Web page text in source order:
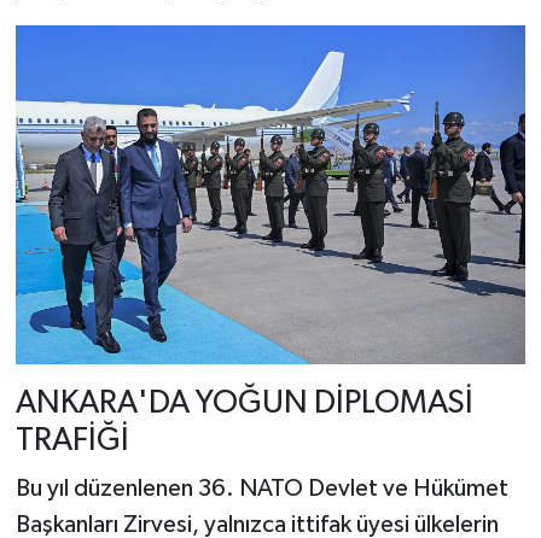
ANKARA'DA YOĞUN DİPLOMASİ
TRAFİĞİ
Bu yıl düzenlenen 36. NATO Devlet ve Hükümet
Başkanları Zirvesi, yalnızca ittifak üyesi ülkelerin